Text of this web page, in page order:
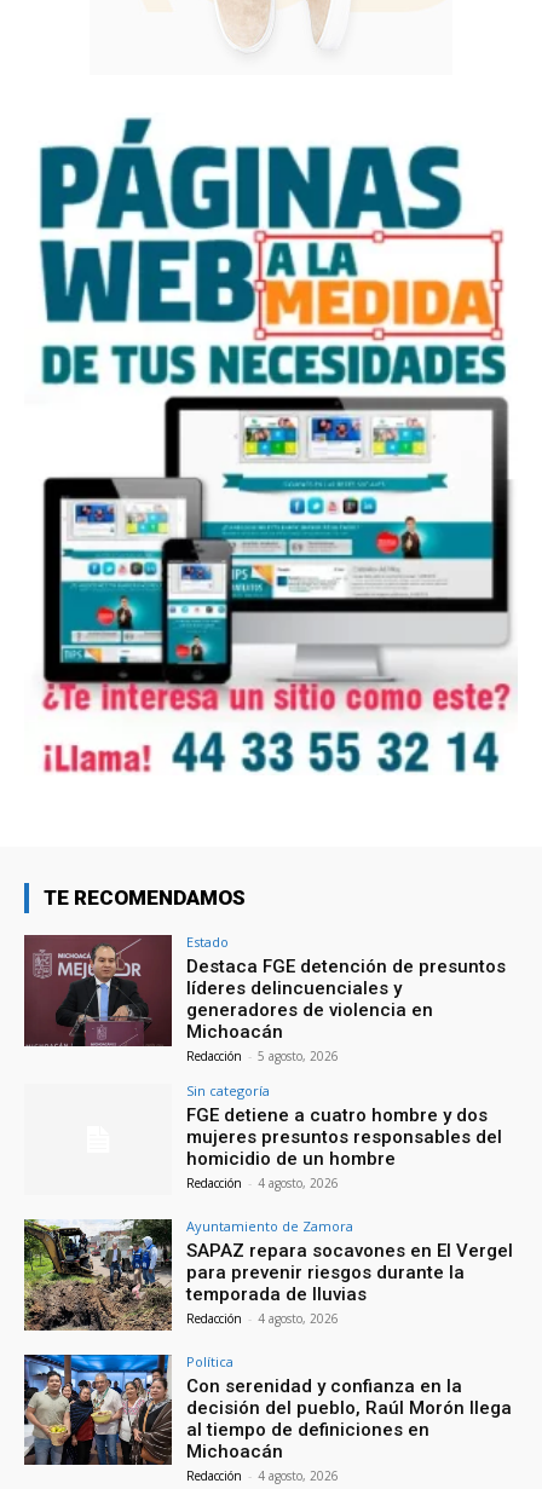
TE RECOMENDAMOS
Estado
Destaca FGE detención de presuntos
líderes delincuenciales y
generadores de violencia en
Michoacán
Redacción - 5 agosto, 2026
Sin categoría
FGE detiene a cuatro hombre y dos
mujeres presuntos responsables del
homicidio de un hombre
Redacción - 4 agosto, 2026
Ayuntamiento de Zamora
SAPAZ repara socavones en El Vergel
para prevenir riesgos durante la
temporada de lluvias
Redacción - 4 agosto, 2026
Política
Con serenidad y confianza en la
decisión del pueblo, Raúl Morón llega
al tiempo de definiciones en
Michoacán
Redacción - 4 agosto, 2026